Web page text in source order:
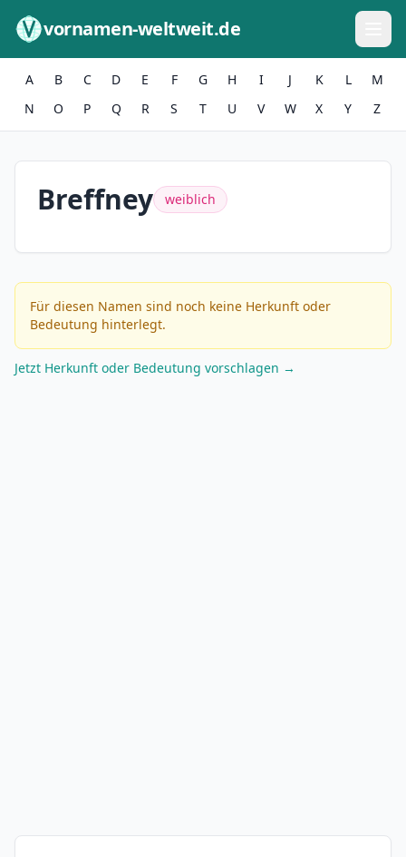
vornamen-weltweit.de
A B C D E F G H I J K L
M
N
O P Q R S T U V W X Y Z
Breffney weiblich
Für diesen Namen sind noch keine Herkunft oder
Bedeutung hinterlegt.
Jetzt Herkunft oder Bedeutung vorschlagen →